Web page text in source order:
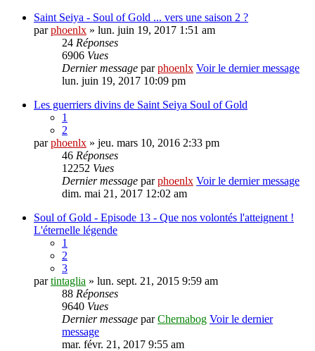
Saint Seiya - Soul of Gold ... vers une saison 2 ?
parphoenlx » lun. juin 19, 2017 1:51 am
24 Réponses
6906 Vues
Dernier message parphoenlx Voir le dernier message
lun. juin 19, 2017 10:09 pm
Les guerriers divins de Saint Seiya Soul of Gold
1
2
parphoenlx » jeu. mars 10, 2016 2:33 pm
46 Réponses
12252 Vues
Dernier message parphoenlx Voir le dernier message
dim. mai 21, 2017 12:02 am
Soul of Gold - Episode 13 - Que nos volontés l'atteignent !
L'éternelle légende
1
2
3
partintaglia » lun. sept. 21, 2015 9:59 am
88 Réponses
9640 Vues
Dernier message parChernabog Voir le dernier
message
mar. févr. 21, 2017 9:55 am